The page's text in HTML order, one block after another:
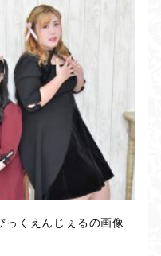
っくえんじぇるの画像